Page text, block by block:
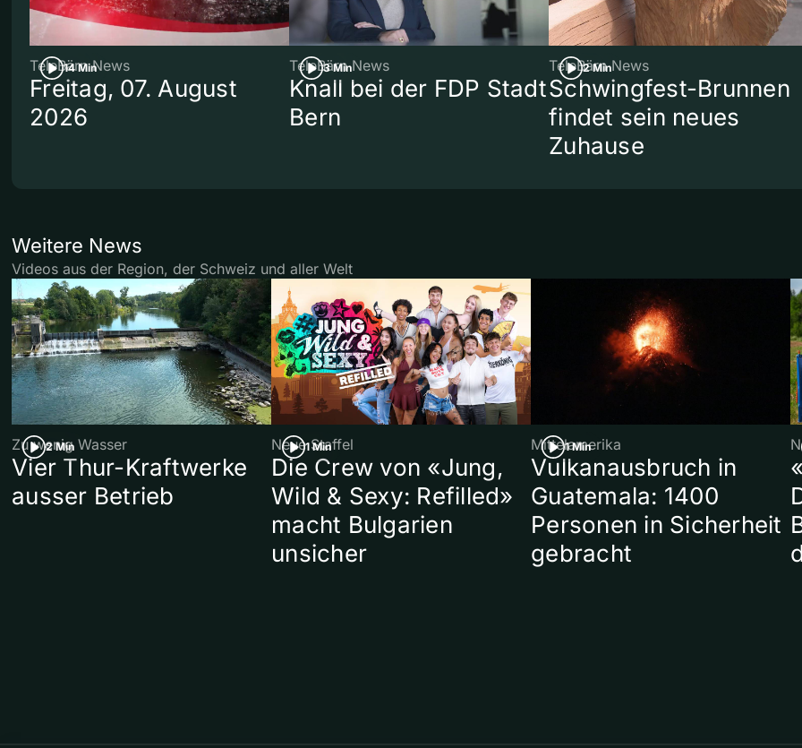
14 Min
TeleBärn News
Freitag, 07. August
2026
3 Min
TeleBärn News
Knall bei der FDP Stadt
Bern
2 Min
TeleBärn News
Schwingfest-Brunnen
findet sein neues
Zuhause
Weitere News
Videos aus der Region, der Schweiz und aller Welt
2 Min
Zu wenig Wasser
Vier Thur-Kraftwerke
ausser Betrieb
1 Min
Neue Staffel
Die Crew von «Jung,
Wild & Sexy: Refilled»
macht Bulgarien
unsicher
1 Min
Mittelamerika
Vulkanausbruch in
Guatemala: 1400
Personen in Sicherheit
gebracht